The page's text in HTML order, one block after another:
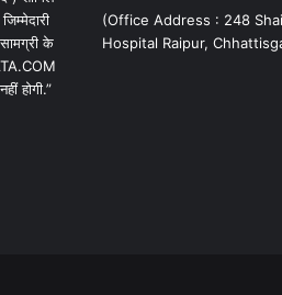
के
होगी.”
(Office Address : 248
Hospital Raipur,